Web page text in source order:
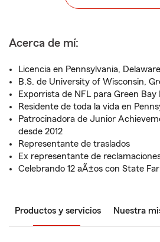
Acerca de mí:
Licencia en Pennsylvania,
B.S. de University of Wisconsin,
Exporrista de NFL para Green Bay
Residente de toda la vida en
Patrocinadora de Junior
desde 2012
Representante de traslados
Ex representante de
Celebrando 12 aÃ±os con State
Productos y servicios Nuestra